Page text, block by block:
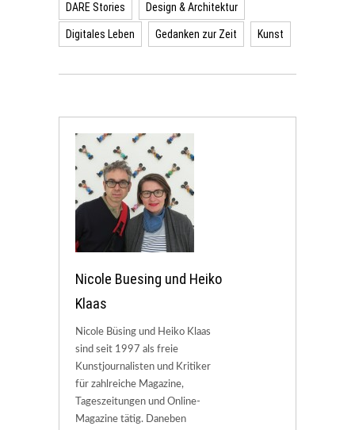
DARE Stories Design & Architektur
Digitales Leben Gedanken zur Zeit Kunst
Nicole Buesing und Heiko
Klaas
Nicole Büsing und Heiko Klaas
sind seit 1997 als freie
Kunstjournalisten und Kritiker
für zahlreiche Magazine,
Tageszeitungen und Online-
Magazine tätig. Daneben